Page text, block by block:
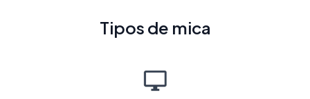
Tipos de mica